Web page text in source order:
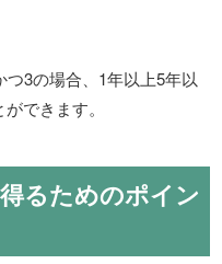
3の場合、1年以上5年以
できます。
るためのポイン